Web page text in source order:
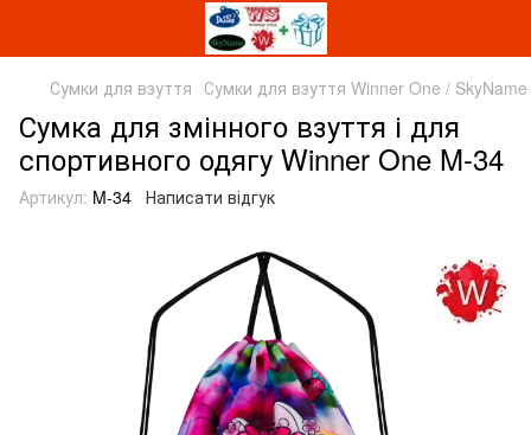
Сумки для взуття Сумки для взуття Winner One / SkyName
Сумка для змінного взуття і для
спортивного одягу Winner One M-34
Артикул: M-34 Написати відгук